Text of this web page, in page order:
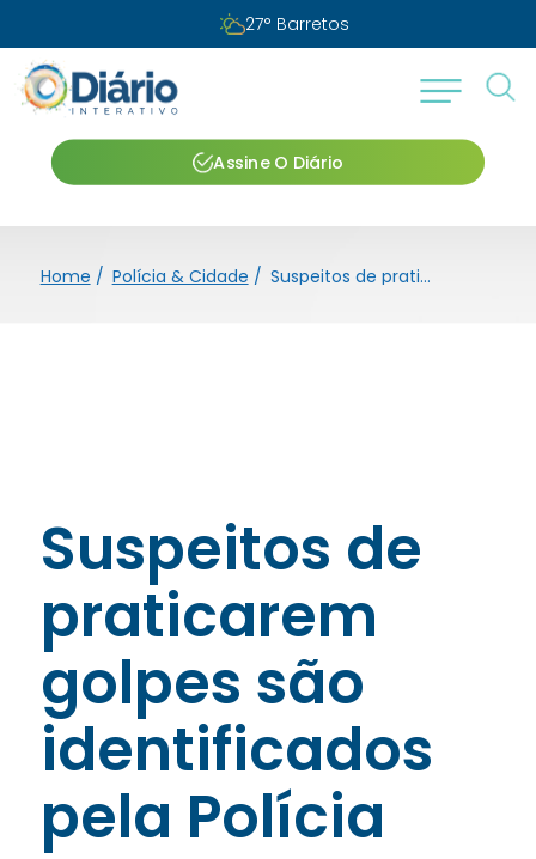
27° Barretos
Assine O Diário
Home / Polícia & Cidade / Suspeitos de praticarem golpes são identificados pela Polícia
Suspeitos de
praticarem
golpes são
identificados
pela Polícia